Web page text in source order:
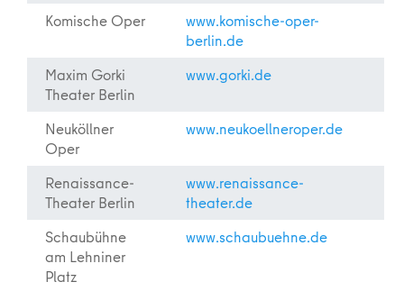
Komische Oper
www.komische-oper-
berlin.de
Maxim Gorki
Theater Berlin
www.gorki.de
Neuköllner
Oper
www.neukoellneroper.de
Renaissance-
Theater Berlin
www.renaissance-
theater.de
Schaubühne
am Lehniner
Platz
www.schaubuehne.de